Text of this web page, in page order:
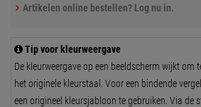
Artikelen online bestellen? Log nu in.
Tip voor kleurweergave
De kleurweergave op een beeldscherm wijkt om
het originele kleurstaal. Voor een bindende
een origineel kleursjabloon te gebruiken. Via de